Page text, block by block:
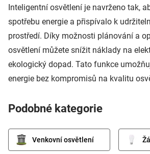
Inteligentní osvětlení je navrženo tak,
spotřebu energie a přispívalo k
prostředí. Díky možnosti plánování a
osvětlení můžete snížit náklady na
ekologický dopad. Tato funkce
energie bez kompromisů na kvalitu
Podobné kategorie
Venkovní osvětlení